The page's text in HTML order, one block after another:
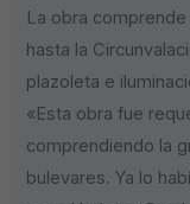
La obra
hasta la
plazoleta e
«Esta obra fue
comprendiendo la
bulevares. Ya lo